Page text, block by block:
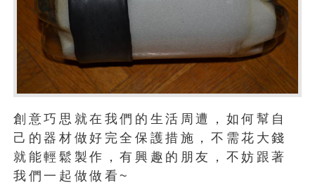
創意巧思就在我們的生活周遭，如何幫自
己的器材做好完全保護措施，不需花大錢
就能輕鬆製作，有興趣的朋友，不妨跟著
我們一起做做看~